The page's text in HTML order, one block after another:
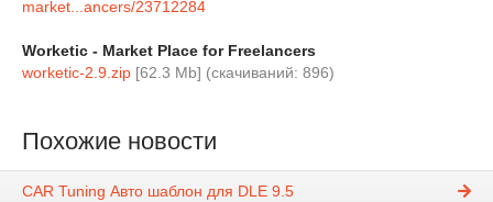
market...ancers/23712284
Worketic - Market Place for Freelancers
worketic-2.9.zip [62.3 Mb] (cкачиваний: 896)
Похожие новости
CAR Tuning Авто шаблон для DLE 9.5